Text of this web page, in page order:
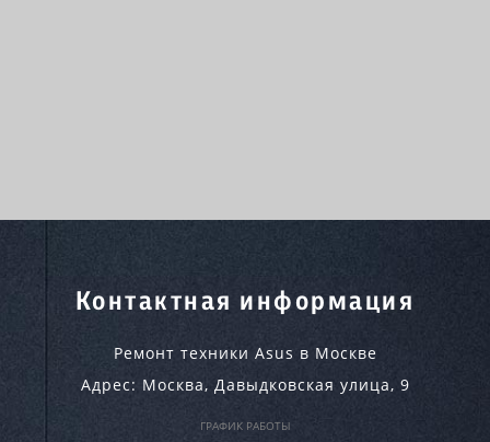
Контактная информация
Ремонт техники Asus в Москве
Адрес: Москва, Давыдковская улица, 9
ГРАФИК РАБОТЫ